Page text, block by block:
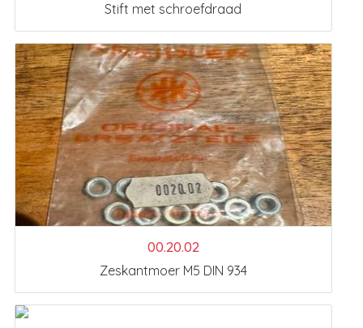
Stift met schroefdraad
00.20.02
Zeskantmoer M5 DIN 934